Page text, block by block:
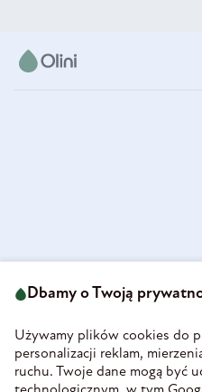
58-160 Świebodzice
REGON 890213034
INFORMACJE
Dbamy o Twoją
Używamy plików cookies do
personalizacji reklam,
ruchu. Twoje dane mogą być